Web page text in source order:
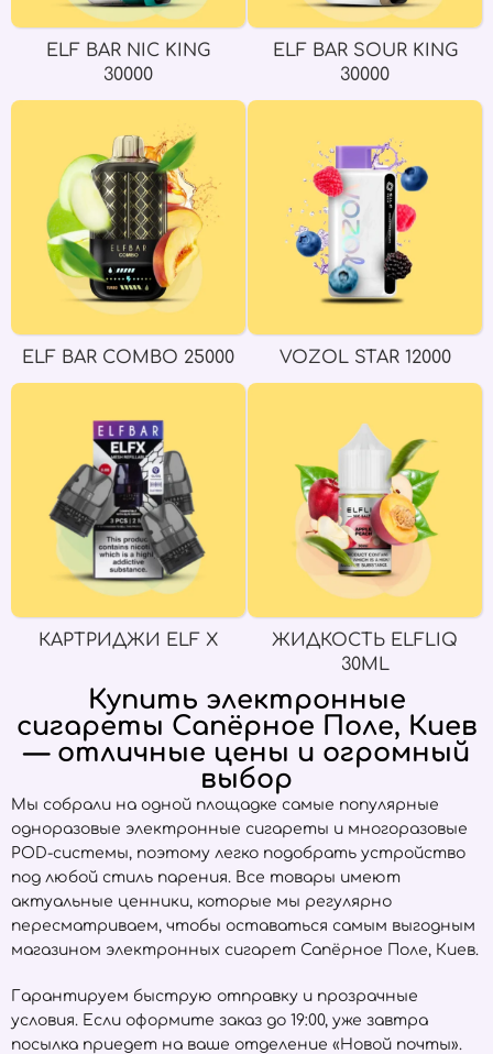
ELF BAR NIC KING
30000
ELF BAR SOUR KING
30000
ELF BAR COMBO 25000 VOZOL STAR 12000
КАРТРИДЖИ ELF X
ЖИДКОСТЬ ELFLIQ
30ML
Купить электронные
сигареты Сапёрное Поле, Киев
— отличные цены и огромный
выбор
Мы собрали на одной площадке самые популярные
одноразовые электронные сигареты и многоразовые
POD-системы, поэтому легко подобрать устройство
под любой стиль парения. Все товары имеют
актуальные ценники, которые мы регулярно
пересматриваем, чтобы оставаться самым выгодным
магазином электронных сигарет Сапёрное Поле, Киев.
Гарантируем быструю отправку и прозрачные
условия. Если оформите заказ до 19:00, уже завтра
посылка приедет на ваше отделение «Новой почты».